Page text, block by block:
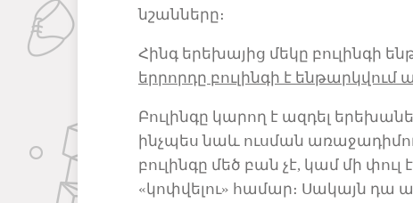
նշանները։
Հինգ երեխայից մեկը բուլինգի
երրորդը բուլինգի է ենթարկվում
Բուլինգը կարող է ազդել
ինչպես նաև ուսման
բուլինգը մեծ բան չէ, կամ մի
«կոփվելու» համար։ Սակայն դա